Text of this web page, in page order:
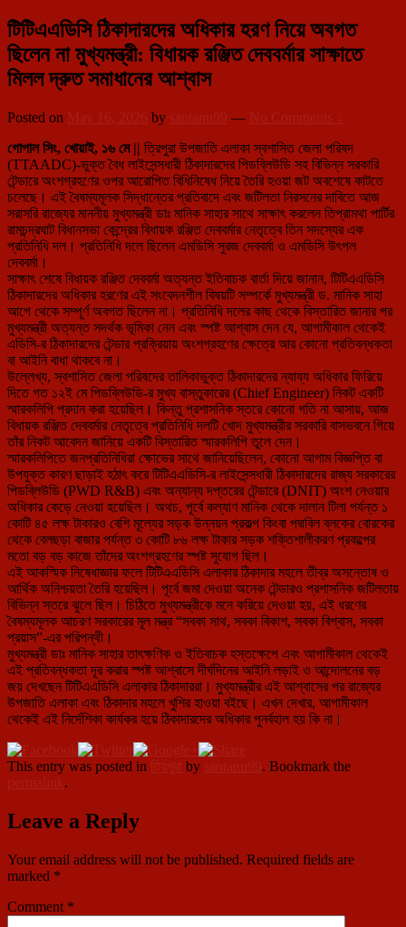
টিটিএএডিসি ঠিকাদারদের অধিকার হরণ নিয়ে অবগত
ছিলেন না মুখ্যমন্ত্রী: বিধায়ক রঞ্জিত দেববর্মার সাক্ষাতে
মিলল দ্রুত সমাধানের আশ্বাস
Posted on May 16, 2026 by santanu99 — No Comments ↓
গোপাল সিং, খোয়াই, ১৬ মে || ত্রিপুরা উপজাতি এলাকা স্বশাসিত জেলা পরিষদ
(TTAADC)-ভুক্ত বৈধ লাইসেন্সধারী ঠিকাদারদের পিডব্লিউডি সহ বিভিন্ন সরকারি
টেন্ডারে অংশগ্রহণের ওপর আরোপিত বিধিনিষেধ নিয়ে তৈরি হওয়া জট অবশেষে কাটতে
চলেছে। এই বৈষম্যমূলক সিদ্ধান্তের প্রতিবাদে এবং জটিলতা নিরসনের দাবিতে আজ
সরাসরি রাজ্যের মাননীয় মুখ্যমন্ত্রী ডাঃ মানিক সাহার সাথে সাক্ষাৎ করলেন তিপ্রামথা পার্টির
রামচন্দ্রঘাট বিধানসভা কেন্দ্রের বিধায়ক রঞ্জিত দেববর্মার নেতৃত্বে তিন সদস্যের এক
প্রতিনিধি দল। প্রতিনিধি দলে ছিলেন এমডিসি সুরজ দেববর্মা ও এমডিসি উৎপল
দেববর্মা।
সাক্ষাৎ শেষে বিধায়ক রঞ্জিত দেববর্মা অত্যন্ত ইতিবাচক বার্তা দিয়ে জানান, টিটিএএডিসি
ঠিকাদারদের অধিকার হরণের এই সংবেদনশীল বিষয়টি সম্পর্কে মুখ্যমন্ত্রী ড. মানিক সাহা
আগে থেকে সম্পূর্ণ অবগত ছিলেন না। প্রতিনিধি দলের কাছ থেকে বিস্তারিত জানার পর
মুখ্যমন্ত্রী অত্যন্ত সদর্থক ভূমিকা নেন এবং স্পষ্ট আশ্বাস দেন যে, আগামীকাল থেকেই
এডিসি-র ঠিকাদারদের টেন্ডার প্রক্রিয়ায় অংশগ্রহণের ক্ষেত্রে আর কোনো প্রতিবন্ধকতা
বা আইনি বাধা থাকবে না।
উল্লেখ্য, স্বশাসিত জেলা পরিষদের তালিকাভুক্ত ঠিকাদারদের ন্যায্য অধিকার ফিরিয়ে
দিতে গত ১২ই মে পিডব্লিউডি-র মুখ্য বাস্তুকারের (Chief Engineer) নিকট একটি
স্মারকলিপি প্রদান করা হয়েছিল। কিন্তু প্রশাসনিক স্তরে কোনো গতি না আসায়, আজ
বিধায়ক রঞ্জিত দেববর্মার নেতৃত্বে প্রতিনিধি দলটি খোদ মুখ্যমন্ত্রীর সরকারি বাসভবনে গিয়ে
তাঁর নিকট আবেদন জানিয়ে একটি বিস্তারিত স্মারকলিপি তুলে দেন।
স্মারকলিপিতে জনপ্রতিনিধিরা ক্ষোভের সাথে জানিয়েছিলেন, কোনো আগাম বিজ্ঞপ্তি বা
উপযুক্ত কারণ ছাড়াই হঠাৎ করে টিটিএএডিসি-র লাইসেন্সধারী ঠিকাদারদের রাজ্য সরকারের
পিডব্লিউডি (PWD R&B) এবং অন্যান্য দপ্তরের টেন্ডারে (DNIT) অংশ নেওয়ার
অধিকার কেড়ে নেওয়া হয়েছিল। অথচ, পূর্বে কল্যাণ মানিক থেকে দালান টিলা পর্যন্ত ১
কোটি ৪৫ লক্ষ টাকারও বেশি মূল্যের সড়ক উন্নয়ন প্রকল্প কিংবা পদ্মবিল ব্লকের বোরকের
থেকে বেলছড়া বাজার পর্যন্ত ৩ কোটি ৮৬ লক্ষ টাকার সড়ক শক্তিশালীকরণ প্রকল্পের
মতো বড় বড় কাজে তাঁদের অংশগ্রহণের স্পষ্ট সুযোগ ছিল।
এই আকস্মিক নিষেধাজ্ঞার ফলে টিটিএএডিসি এলাকার ঠিকাদার মহলে তীব্র অসন্তোষ ও
আর্থিক অনিশ্চয়তা তৈরি হয়েছিল। পূর্বে জমা দেওয়া অনেক টেন্ডারও প্রশাসনিক জটিলতায়
বিভিন্ন স্তরে ঝুলে ছিল। চিঠিতে মুখ্যমন্ত্রীকে মনে করিয়ে দেওয়া হয়, এই ধরণের
বৈষম্যমূলক আচরণ সরকারের মূল মন্ত্র “সবকা সাথ, সবকা বিকাশ, সবকা বিশ্বাস, সবকা
প্রয়াস”-এর পরিপন্থী।
মুখ্যমন্ত্রী ডাঃ মানিক সাহার তাৎক্ষণিক ও ইতিবাচক হস্তক্ষেপে এবং আগামীকাল থেকেই
এই প্রতিবন্ধকতা দূর করার স্পষ্ট আশ্বাসে দীর্ঘদিনের আইনি লড়াই ও আন্দোলনের বড়
জয় দেখছেন টিটিএএডিসি এলাকার ঠিকাদাররা। মুখ্যমন্ত্রীর এই আশ্বাসের পর রাজ্যের
উপজাতি এলাকা এবং ঠিকাদার মহলে খুশির হাওয়া বইছে। এখন দেখার, আগামীকাল
থেকেই এই নির্দেশিকা কার্যকর হয়ে ঠিকাদারদের অধিকার পুনর্বহাল হয় কি না।
This entry was posted in ত্রিপুরা by santanu99. Bookmark the
permalink.
Leave a Reply
Your email address will not be published. Required fields are
marked *
Comment *